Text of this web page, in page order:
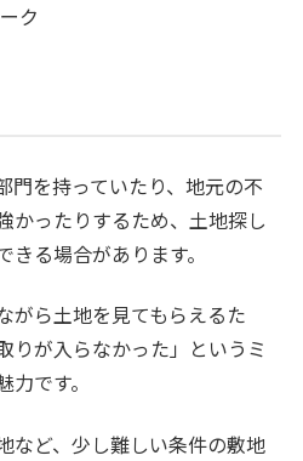
ク
門を持っていたり、地元の不
かったりするため、土地探し
る場合があります。
がら土地を見てもらえるた
りが入らなかった」というミ
です。
など、少し難しい条件の敷地